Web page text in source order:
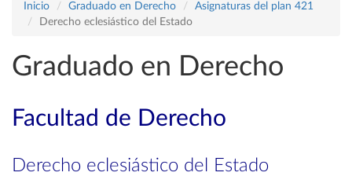
Inicio Graduado en Derecho
Asignaturas del plan 421
Derecho eclesiástico del Estado
Graduado en Derecho
Facultad de Derecho
Derecho eclesiástico del Estado